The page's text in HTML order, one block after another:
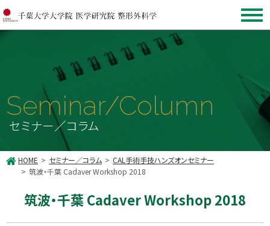
Seminar/Column
セミナー／コラム
HOME セミナー／コラム
CAL手術手技ハンズオンセミナー
筑波・千葉 Cadaver Workshop 2018
筑波・千葉 Cadaver Workshop 2018